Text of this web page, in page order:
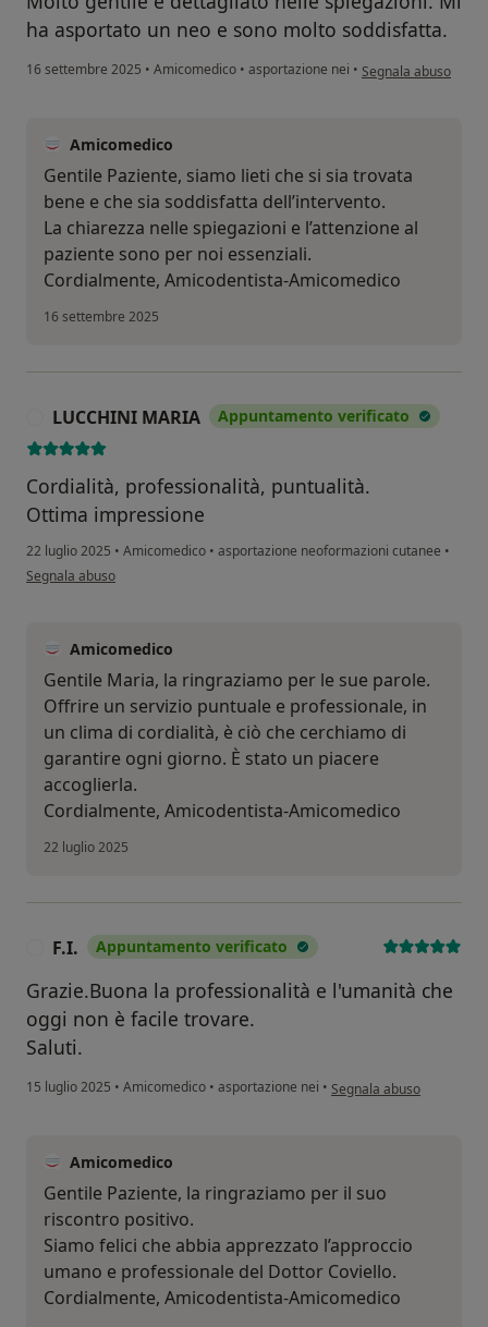
ha asportato un neo e sono molto soddisfatta.
16 settembre 2025 • Amicomedico • asportazione nei • secondo l'opinione
Segnala abuso
Amicomedico
Gentile Paziente, siamo lieti che si sia trovata
bene e che sia soddisfatta dell’intervento.
La chiarezza nelle spiegazioni e l’attenzione al
paziente sono per noi essenziali.
Cordialmente, Amicodentista-Amicomedico
16 settembre 2025
LUCCHINI MARIA Appuntamento verificato
Cordialità, professionalità, puntualità.
Ottima impressione
22 luglio 2025 • Amicomedico • asportazione neoformazioni cutanee •
secondo l'opinione dell'utente LUCCHINI MARIA
Segnala abuso
Amicomedico
Gentile Maria, la ringraziamo per le sue parole.
Offrire un servizio puntuale e professionale, in
un clima di cordialità, è ciò che cerchiamo di
garantire ogni giorno. È stato un piacere
accoglierla.
Cordialmente, Amicodentista-Amicomedico
22 luglio 2025
F.I. Appuntamento verificato
Grazie.Buona la professionalità e l'umanità che
oggi non è facile trovare.
Saluti.
15 luglio 2025 • Amicomedico • asportazione nei • secondo l'opinione
Segnala abuso
Amicomedico
Gentile Paziente, la ringraziamo per il suo
riscontro positivo.
Siamo felici che abbia apprezzato l’approccio
umano e professionale del Dottor Coviello.
Cordialmente, Amicodentista-Amicomedico